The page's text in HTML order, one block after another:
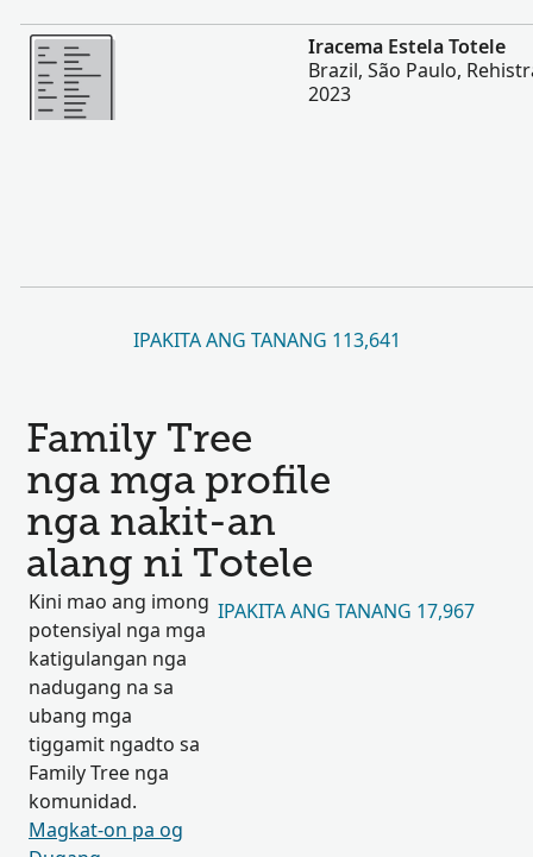
Dugang pa
Iracema Estela Totele
Brazil, São Paulo,
2023
IPAKITA ANG TANANG 113,641
Family Tree
nga mga profile
nga nakit-an
alang ni Totele
Kini mao ang imong
potensiyal nga mga
katigulangan nga
nadugang na sa
ubang mga
tiggamit ngadto sa
Family Tree nga
komunidad.
Magkat-on pa og
IPAKITA ANG TANANG 17,967